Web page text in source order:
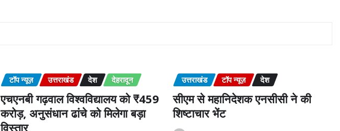
टॉप न्यूज़ उत्तराखंड देश देहरादून
एचएनबी गढ़वाल विश्वविद्यालय को ₹459
करोड़, अनुसंधान ढांचे को मिलेगा बड़ा
विस्तार
उत्तराखंड टॉप न्यूज़ देश
सीएम से महानिदेशक एनसीसी ने की
शिष्टाचार भेंट